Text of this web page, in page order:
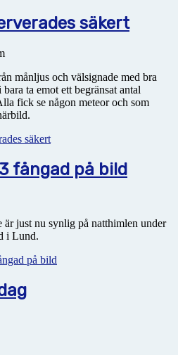
säkert
månljus och välsignade med bra
ta emot ett begränsat antal
fick se någon meteor och som
säkert
fångad på bild
just nu synlig på natthimlen under
i Lund.
på bild